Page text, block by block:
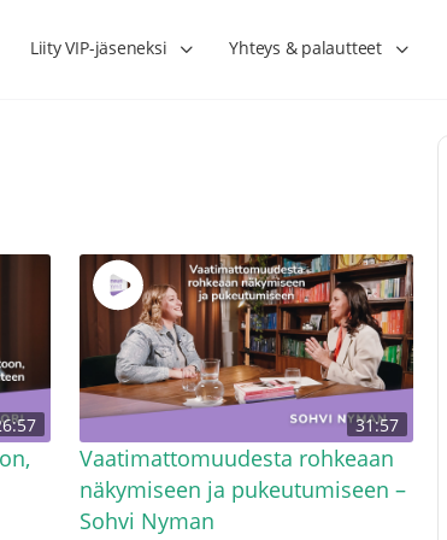
Liity VIP-jäseneksi Yhteys & palautteet
31:57
Vaatimattomuudesta rohkeaan
näkymiseen ja pukeutumiseen –
Sohvi Nyman
tärkein
Jaakkola
Verisuonet priimakuntoon – näin
tuet verenkiertoa ruuan voimalla –
Hanna Voutilainen